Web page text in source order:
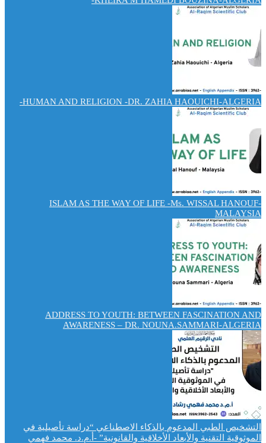
HUMAN AND RELIGION -DR. ZAHIA HAOUICHI-ALGERIA-
ISLAM AS THE WAY OF LIFE -Ms. WISSAL HANOUF-
MALAYSIA
ADDRESS TO YOUTH: BETWEEN FASCINATION AND
AWARENESS – DR. NOUNA.SAMMARI-ALGERIA
التشخيص الطبي المدعوم بالذكاء الاصطناعي “دراسة تأصيلية في
الموثوقية التقنية والأبعاد الأخلاقية والقانونية” -أ.م.د. محمد فهمي